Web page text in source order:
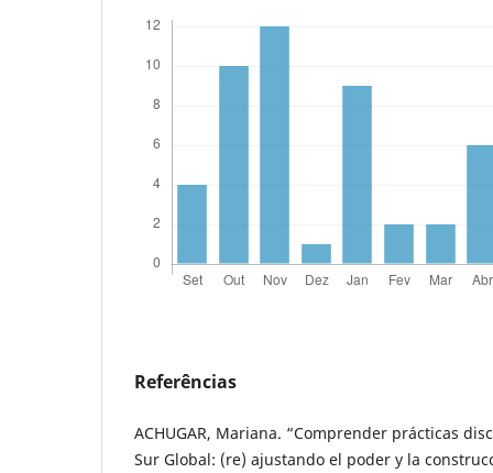
Referências
ACHUGAR, Mariana. “Comprender prácticas
Sur Global: (re) ajustando el poder y la